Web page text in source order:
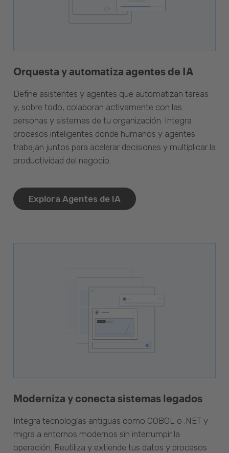
Orquesta y automatiza agentes de IA
Define asistentes y agentes que automatizan tareas
y, sobre todo, colaboran activamente con las
personas y sistemas de tu organización. Integra
procesos inteligentes donde humanos y agentes
trabajan juntos para acelerar decisiones y multiplicar la
productividad del negocio.
Explora Agentes de IA
Moderniza y conecta sistemas legados
Integra tecnologías antiguas como COBOL o .NET y
migra a entornos modernos sin interrumpir la
operación. Reutiliza y extiende tus datos y procesos